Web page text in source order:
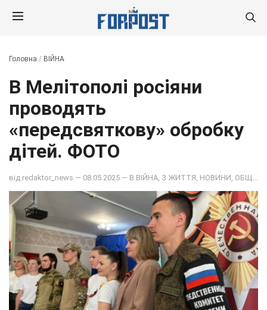
Головна / ВІЙНА
В Мелітополі росіяни
проводять
«передсвяткову» обробку
дітей. ФОТО
від redaktor_news — 08.05.2025 — В ВІЙНА З ЖИТТЯ НОВИНИ ОБЩЕСТВО